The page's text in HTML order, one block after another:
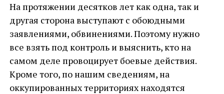
На протяжении десятков лет как одна, так и
другая сторона выступают с обоюдными
заявлениями, обвинениями. Поэтому нужно
все взять под контроль и выяснить, кто на
самом деле провоцирует боевые действия.
Кроме того, по нашим сведениям, на
оккупированных территориях находятся